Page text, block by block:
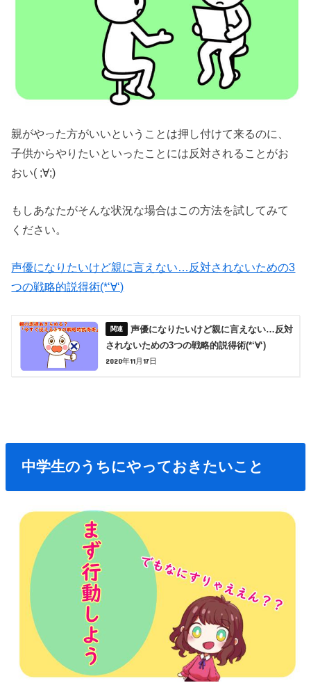
親がやった方がいいということは押し付けて来るのに、
子供からやりたいといったことには反対されることがお
おい( ;∀;)
もしあなたがそんな状況な場合はこの方法を試してみて
ください。
声優になりたいけど親に言えない…反対されないための3
つの戦略的説得術(*‘∀‘)
声優になりたいけど親に言えない…反対
されないための3つの戦略的説得術(*‘∀‘)
2020年11月17日
中学生のうちにやっておきたいこと